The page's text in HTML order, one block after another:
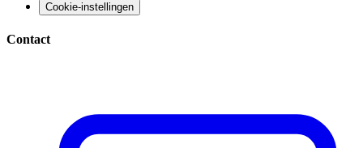
Cookie-instellingen
Contact